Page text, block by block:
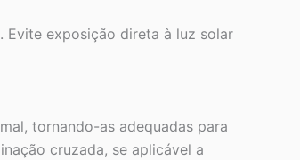
Evite exposição direta à luz solar
tornando-as adequadas para
cruzada, se aplicável a